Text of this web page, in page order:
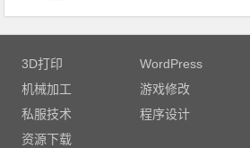
3D打印 WordPress
机械加工
游戏修改
私服技术
程序设计
资源下载